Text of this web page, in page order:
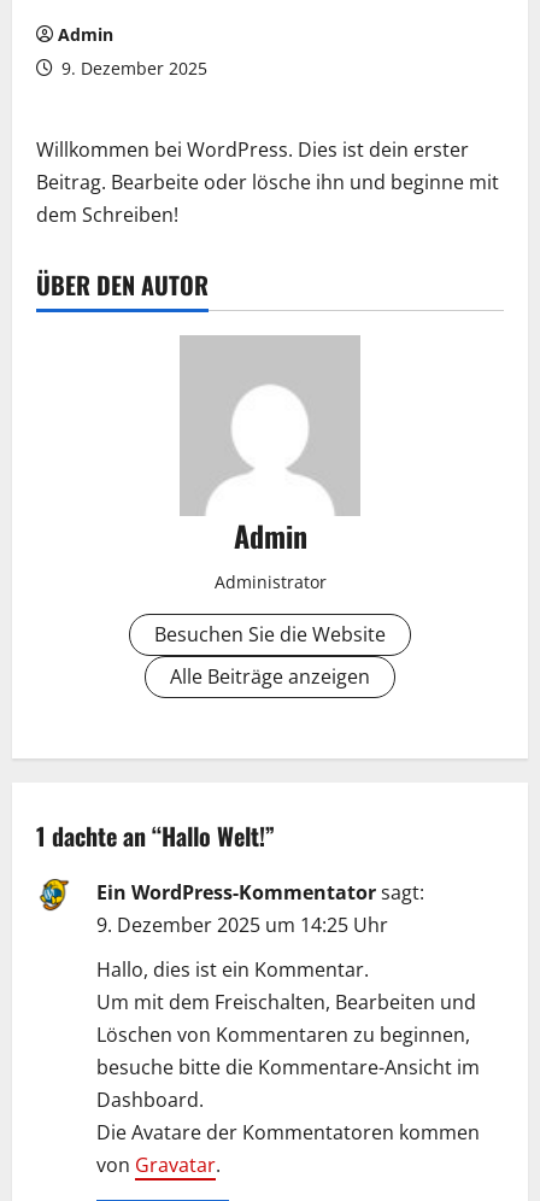
Admin
9. Dezember 2025
Willkommen bei WordPress. Dies ist dein erster
Beitrag. Bearbeite oder lösche ihn und beginne mit
dem Schreiben!
ÜBER DEN AUTOR
Admin
Administrator
Besuchen Sie die Website
Alle Beiträge anzeigen
1 dachte an “Hallo Welt!”
Ein WordPress-Kommentatorsagt:
9. Dezember 2025 um 14:25 Uhr
Hallo, dies ist ein Kommentar.
Um mit dem Freischalten, Bearbeiten und
Löschen von Kommentaren zu beginnen,
besuche bitte die Kommentare-Ansicht im
Dashboard.
Die Avatare der Kommentatoren kommen
von Gravatar.